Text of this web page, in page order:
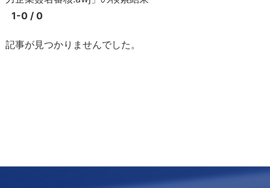
1-0 / 0
記事が見つかりませんでした。